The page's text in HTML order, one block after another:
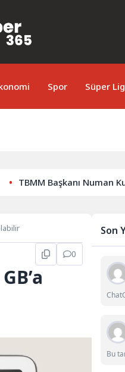
Spor Süper
TBMM Başkanı Numan
0
Son
Bu